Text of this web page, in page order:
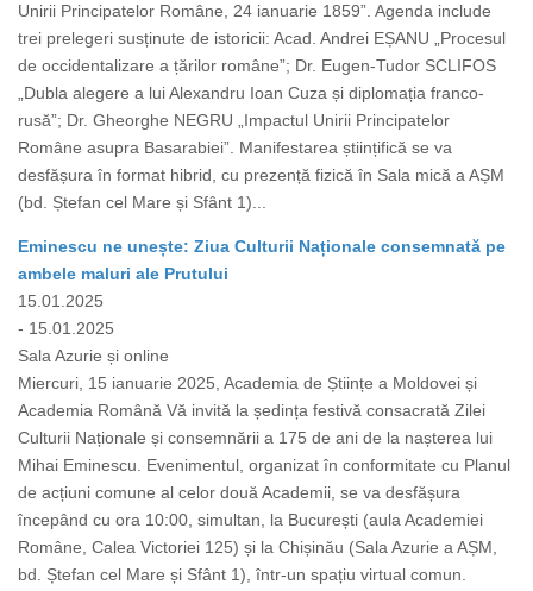
Unirii Principatelor Române, 24 ianuarie 1859”. Agenda include
trei prelegeri susținute de istoricii: Acad. Andrei EȘANU „Procesul
de occidentalizare a țărilor române”; Dr. Eugen-Tudor SCLIFOS
„Dubla alegere a lui Alexandru Ioan Cuza și diplomația franco-
rusă”; Dr. Gheorghe NEGRU „Impactul Unirii Principatelor
Române asupra Basarabiei”. Manifestarea științifică se va
desfășura în format hibrid, cu prezență fizică în Sala mică a AȘM
(bd. Ștefan cel Mare și Sfânt 1)...
Eminescu ne unește: Ziua Culturii Naționale consemnată pe
ambele maluri ale Prutului
15.01.2025
- 15.01.2025
Sala Azurie și online
Miercuri, 15 ianuarie 2025, Academia de Științe a Moldovei și
Academia Română Vă invită la ședința festivă consacrată Zilei
Culturii Naționale și consemnării a 175 de ani de la nașterea lui
Mihai Eminescu. Evenimentul, organizat în conformitate cu Planul
de acțiuni comune al celor două Academii, se va desfășura
începând cu ora 10:00, simultan, la București (aula Academiei
Române, Calea Victoriei 125) și la Chișinău (Sala Azurie a AȘM,
bd. Ștefan cel Mare și Sfânt 1), într-un spațiu virtual comun.